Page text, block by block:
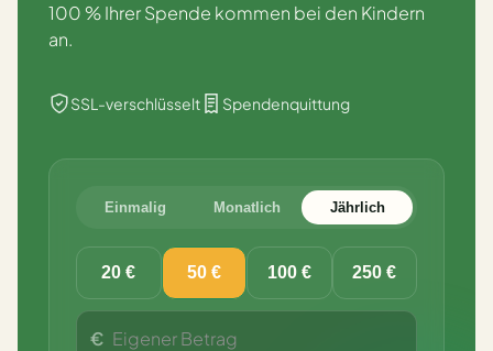
100 % Ihrer Spende kommen bei den Kindern
an.
SSL-verschlüsselt Spendenquittung
Einmalig Monatlich Jährlich
20 € 50 € 100 € 250 €
€